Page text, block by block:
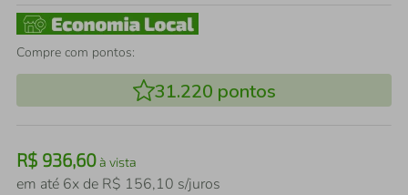
Compre com pontos:
31.220 pontos
R$ 936,60à vista
em até 6x de R$ 156,10 s/juros